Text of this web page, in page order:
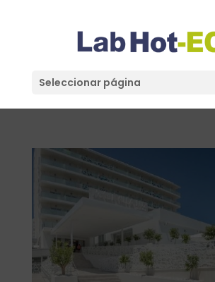
Seleccionar página